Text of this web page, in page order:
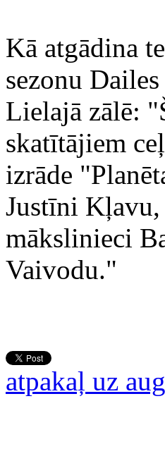
Kā atgādina
sezonu
Lielajā zālē:
skatītājiem
izrāde
Justīni
mākslinieci
Vaivodu."
atpakaļ uz